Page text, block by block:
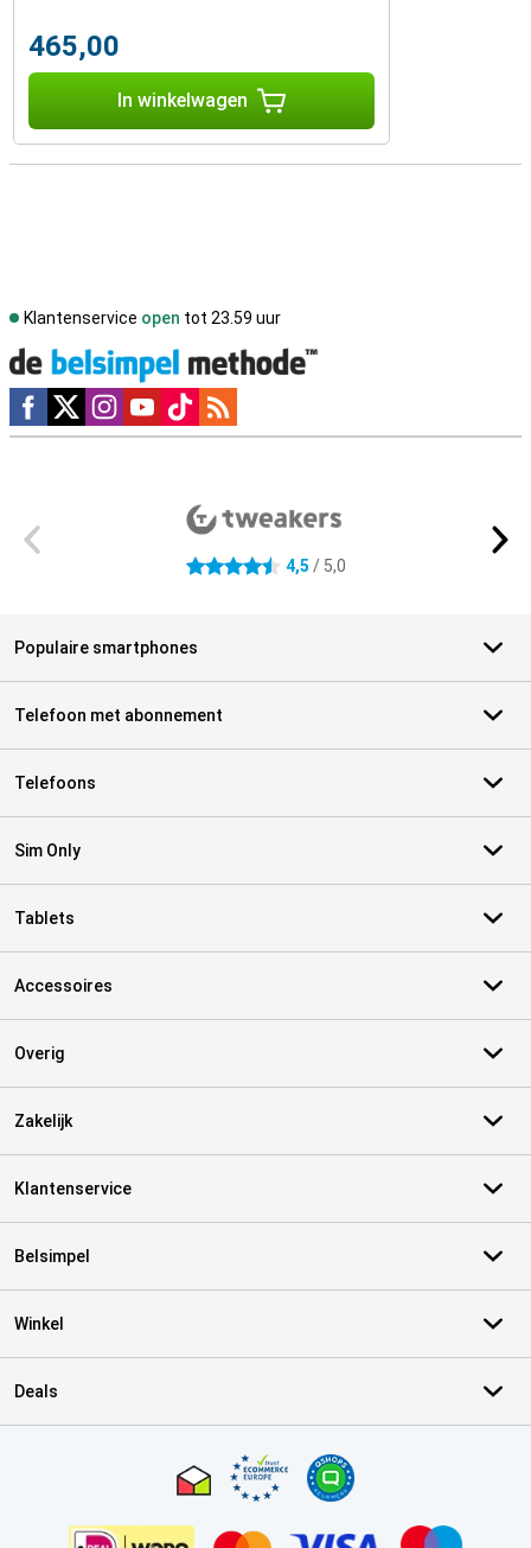
465,00
In winkelwagen
Klantenservice open tot 23.59 uur
Social media
4.5 sterren 4,5 / 5,0
Populaire smartphones
Telefoon met abonnement
Telefoons
Sim Only
Tablets
Accessoires
Overig
Zakelijk
Klantenservice
Belsimpel
Winkel
Deals